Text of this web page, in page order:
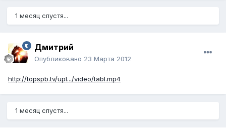
1 месяц спустя...
Дмитрий
Опубликовано 23 Марта 2012
http://topspb.tv/upl.../video/tabl.mp4
1 месяц спустя...